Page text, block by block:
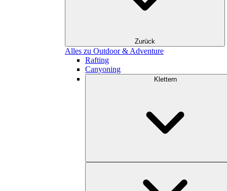
Zurück
Alles zu Outdoor & Adventure
Rafting
Canyoning
Klettern